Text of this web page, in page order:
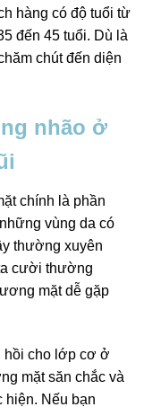
hàng có độ tuổi từ
đến 45 tuổi. Dù là
chút đến diện
nhão ở
chính là phần
vùng da có
thường xuyên
cười thường
mặt dễ gặp
hồi cho lớp cơ ở
mặt săn chắc và
hiện. Nếu bạn